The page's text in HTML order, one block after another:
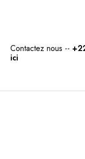
Contactez nous --
ici